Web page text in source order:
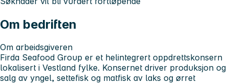
Om bedriften
Om arbeidsgiveren
Firda Seafood Group er et helintegrert oppdrettskonsern
lokalisert i Vestland fylke. Konsernet driver produksjon og
salg av yngel, settefisk og matfisk av laks og ørret